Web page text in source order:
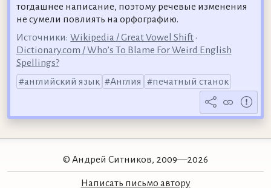
тогдашнее написание, поэтому речевые изменения
не сумели повлиять на орфографию.
Источники: Wikipedia / Great Vowel Shift •
Dictionary.com / Who’s To Blame For Weird English
Spellings?
английский язык
Англия печатный станок
© Андрей Ситников, 2009—2026
Написать письмо автору